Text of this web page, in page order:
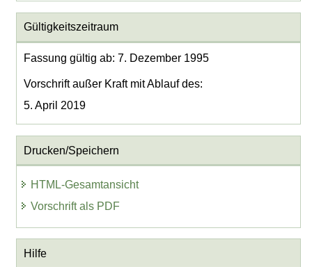
Gültigkeitszeitraum
Fassung gültig ab: 7. Dezember 1995
Vorschrift außer Kraft mit Ablauf des:
5. April 2019
Drucken/Speichern
HTML-Gesamtansicht
Vorschrift als PDF
Hilfe